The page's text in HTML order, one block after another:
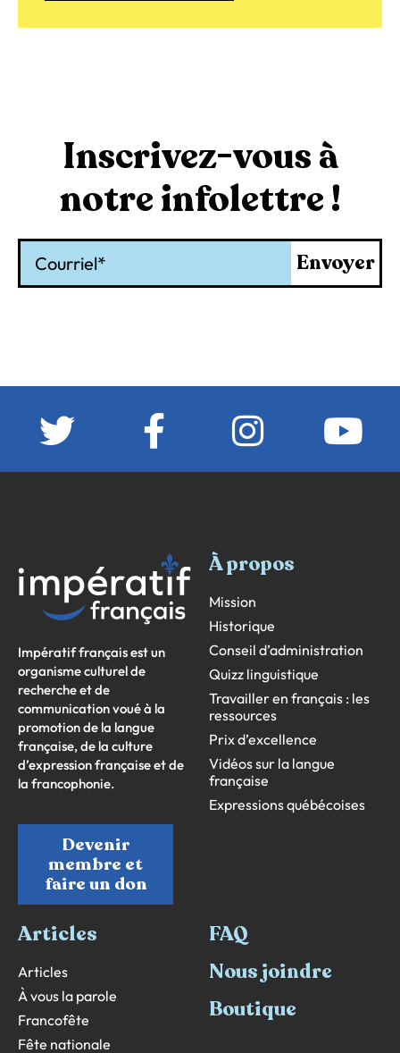
Inscrivez-vous à
notre infolettre !
Envoyer
Impératif français est un
organisme culturel de
recherche et de
communication voué à la
promotion de la langue
française, de la culture
d’expression française et de
la francophonie.
Devenir
membre et
faire un don
À propos
Mission
Historique
Conseil d’administration
Quizz linguistique
Travailler en français : les
ressources
Prix d’excellence
Vidéos sur la langue
française
Expressions québécoises
Articles
Articles
À vous la parole
Francofête
Fête nationale
FAQ
Nous joindre
Boutique